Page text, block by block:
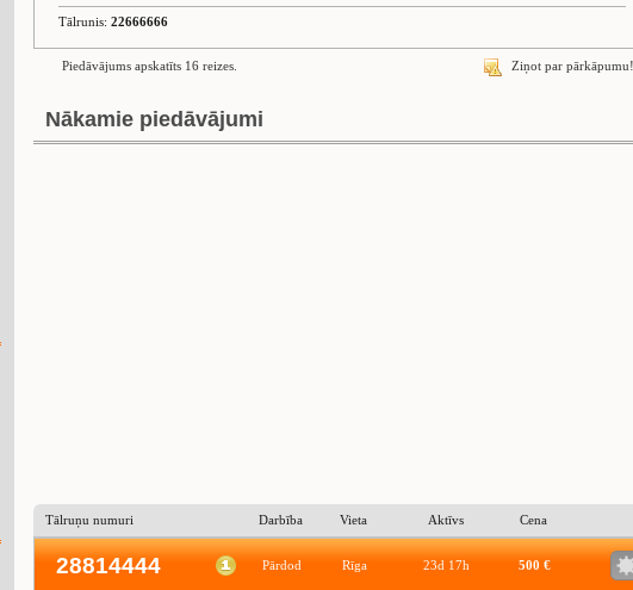
Tālrunis: 22666666
Ziņot par pārkāpumu!
Piedāvājums apskatīts 16 reizes.
Nākamie piedāvājumi
Tālruņu numuri Darbība Vieta Aktīvs Cena
28814444 Pārdod Rīga 23d 17h 500 €